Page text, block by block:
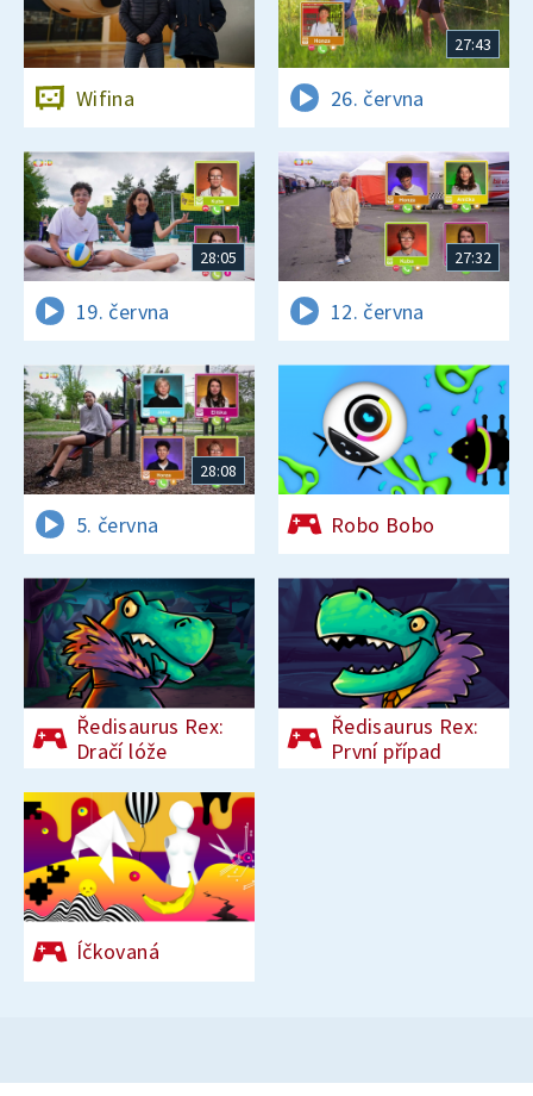
Wifina
27:43
26. června
28:05
19. června
27:32
12. června
28:08
5. června Robo Bobo
Ředisaurus Rex:
Dračí lóže
Ředisaurus Rex:
První případ
Íčkovaná